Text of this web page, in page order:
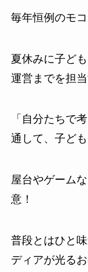
毎年恒例のモ
夏休みに子ど
運営までを担
「自分たちで
通して、子ど
屋台やゲーム
意！
普段とはひと
ディアが光る